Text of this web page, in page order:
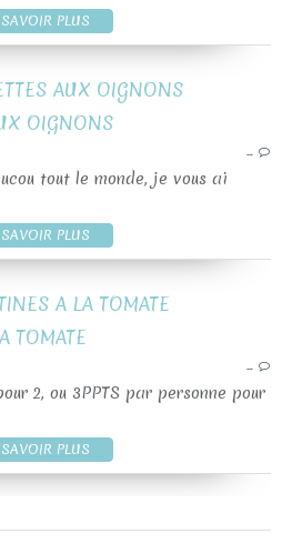
PLUS
AUX OIGNONS
…
tout le monde, je vous ai
PLUS
A LA TOMATE
…
2, ou 3PPTS par personne pour
PLUS